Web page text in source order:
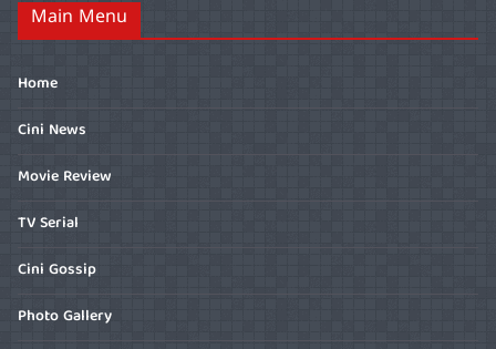
Main Menu
Home
Cini News
Movie Review
TV Serial
Cini Gossip
Photo Gallery